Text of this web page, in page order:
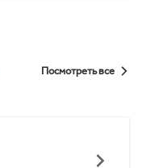
Посмотреть все